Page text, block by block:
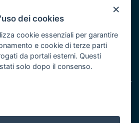
Civile Puglia
risorse del POR Puglia 2014/2020 -
×
dei cookies
cookie essenziali per garantire
e cookie di terze parti
da portali esterni. Questi
solo dopo il consenso.